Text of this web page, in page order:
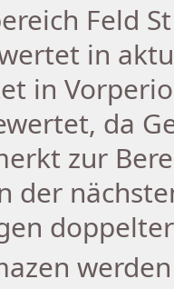
Feld
in
in
da
zur
der